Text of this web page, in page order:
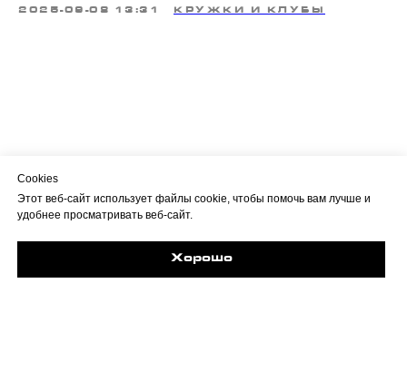
Задайте свой вопрос в Max
2025-09-08 13:31 КРУЖКИ И КЛУБЫ
Cookies
Этот веб-сайт использует файлы cookie, чтобы помочь вам лучше и
удобнее просматривать веб-сайт.
Хорошо